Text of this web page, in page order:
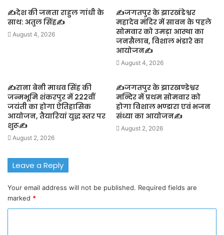
✍️देश की जनता राहुल गांधी के
साथ: अतुल सिंह✍️
August 4, 2026
✍️जगतपुर के झारखंडेश्वर
महादेव मंदिर में सावन के पहले
सोमवार को उमड़ा आस्था का
जनसैलाब, विशाल भंडारे का
आयोजन✍️
August 4, 2026
✍️राना बेनी माधव सिंह की
जन्मभूमि शंकरपुर में 222वीं
जयंती का होगा ऐतिहासिक
आयोजन, तैयारियां युद्ध स्तर पर
शुरू✍️
August 2, 2026
✍️जगतपुर के झारखण्डेश्वर
मन्दिर में प्रथम सोमवार को
होगा विशाल भण्डारा एवं भजन
संध्या का आयोजन✍️
August 2, 2026
Leave a Reply
Your email address will not be published. Required fields are
marked *